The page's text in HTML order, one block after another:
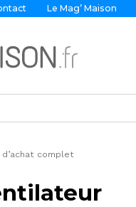
Le Mag’ Maison
complet